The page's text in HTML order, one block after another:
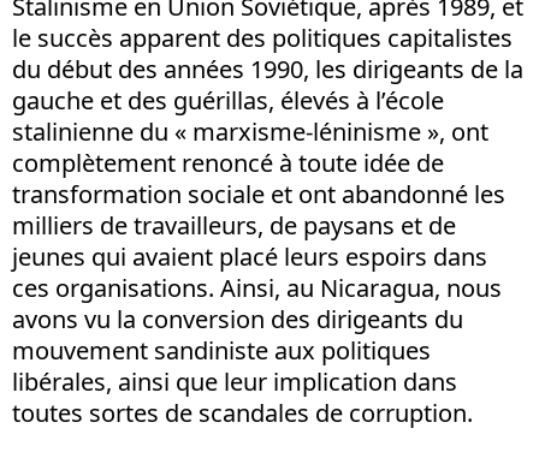
Stalinisme en Union Soviétique, après 1989, et
le succès apparent des politiques capitalistes
du début des années 1990, les dirigeants de la
gauche et des guérillas, élevés à l’école
stalinienne du « marxisme-léninisme », ont
complètement renoncé à toute idée de
transformation sociale et ont abandonné les
milliers de travailleurs, de paysans et de
jeunes qui avaient placé leurs espoirs dans
ces organisations. Ainsi, au Nicaragua, nous
avons vu la conversion des dirigeants du
mouvement sandiniste aux politiques
libérales, ainsi que leur implication dans
toutes sortes de scandales de corruption.